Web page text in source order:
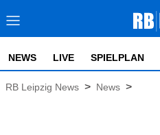
NEWS LIVE SPIELPLAN
RB Leipzig News > News >